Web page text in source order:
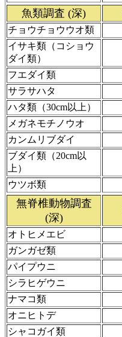
魚類調査 (深)
チョウチョウウオ類
イサキ類（コショウ
ダイ類）
フエダイ類
サラサハタ
ハタ類（30cm以上）
メガネモチノウオ
カンムリブダイ
ブダイ類（20cm以
上）
ウツボ類
無脊椎動物調査
(深)
オトヒメエビ
ガンガゼ類
パイプウニ
シラヒゲウニ
ナマコ類
オニヒトデ
シャコガイ類